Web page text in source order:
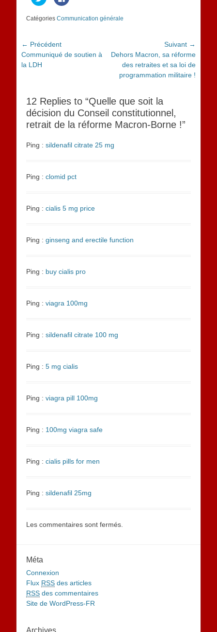
pour
partager
sur
Twitter(ouvre
fenêtre)
pour
Facebook(ouvre
Catégories Communication générale
Navigation
de
l’article
← Précédent
Article
précédent :
Communiqué de soutien à
la LDH
Suivant →
Article
suivant :
Dehors Macron, sa réforme
des retraites et sa loi de
programmation militaire !
12 Replies to “Quelle que soit la
décision du Conseil constitutionnel,
retrait de la réforme Macron-Borne !”
Ping : sildenafil citrate 25 mg
Ping : clomid pct
Ping : cialis 5 mg price
Ping : ginseng and erectile function
Ping : buy cialis pro
Ping : viagra 100mg
Ping : sildenafil citrate 100 mg
Ping : 5 mg cialis
Ping : viagra pill 100mg
Ping : 100mg viagra safe
Ping : cialis pills for men
Ping : sildenafil 25mg
Les commentaires sont fermés.
Méta
Connexion
Flux RSS des articles
RSS des commentaires
Site de WordPress-FR